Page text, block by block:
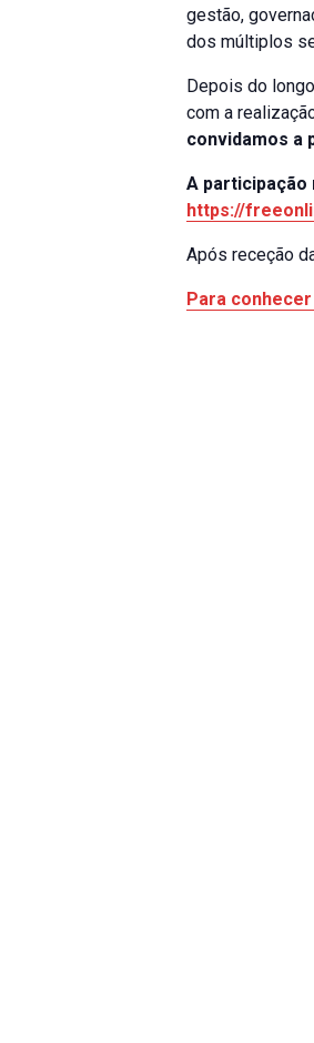
gestão,
dos múltiplos
Depois do
com a
convidamos a
A participação
https://
Após receção
Para